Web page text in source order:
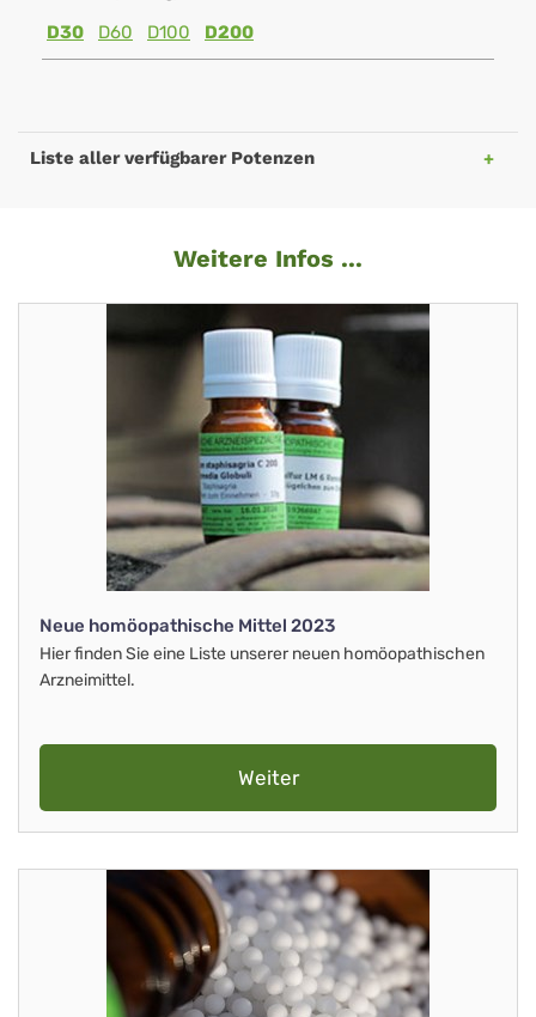
D30
D60 D100 D200
Liste aller verfügbarer Potenzen
Weitere Infos ...
Neue homöopathische Mittel 2023
Hier finden Sie eine Liste unserer neuen homöopathischen
Arzneimittel.
Weiter